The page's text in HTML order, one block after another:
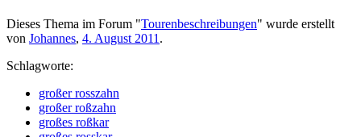
Dieses Thema im Forum "Tourenbeschreibungen" wurde erstellt
von Johannes, 4. August 2011 .
Schlagworte:
großer rosszahn
großer roßzahn
großes roßkar